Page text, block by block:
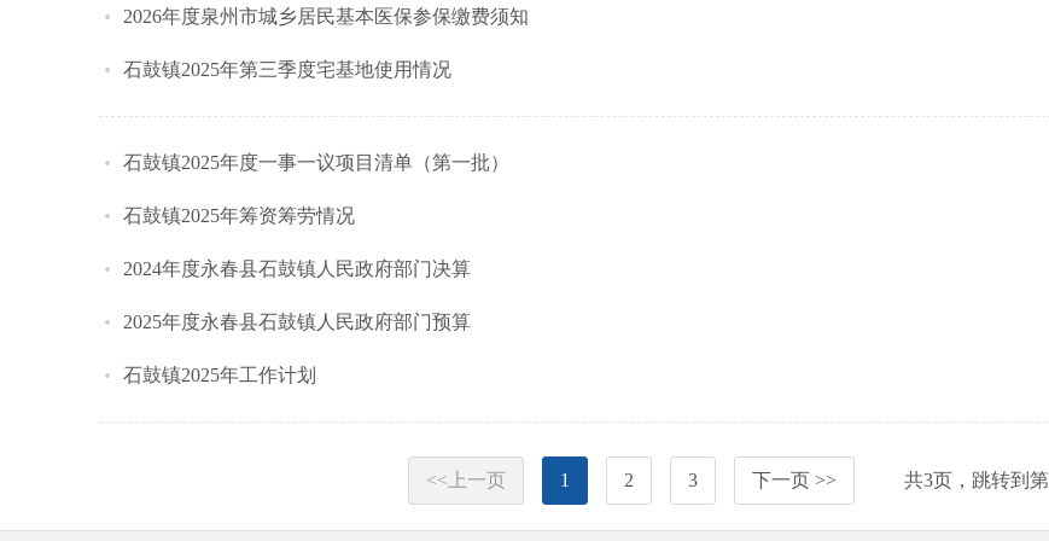
2026年度泉州市城乡居民基本医保参保缴费须知
石鼓镇2025年第三季度宅基地使用情况
石鼓镇2025年度一事一议项目清单（第一批）
石鼓镇2025年筹资筹劳情况
2024年度永春县石鼓镇人民政府部门决算
2025年度永春县石鼓镇人民政府部门预算
石鼓镇2025年工作计划
<<上一页 1 2 3 下一页 >> 共3页，跳转到第